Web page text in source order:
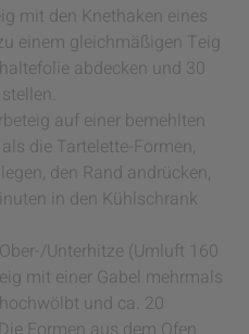
mit den Knethaken eines
einem gleichmäßigen Teig
abdecken und 30
auf einer bemehlten
die Tartelette-Formen,
den Rand andrücken,
in den Kühlschrank
Unterhitze (Umluft 160
mit einer Gabel mehrmals
und ca. 20